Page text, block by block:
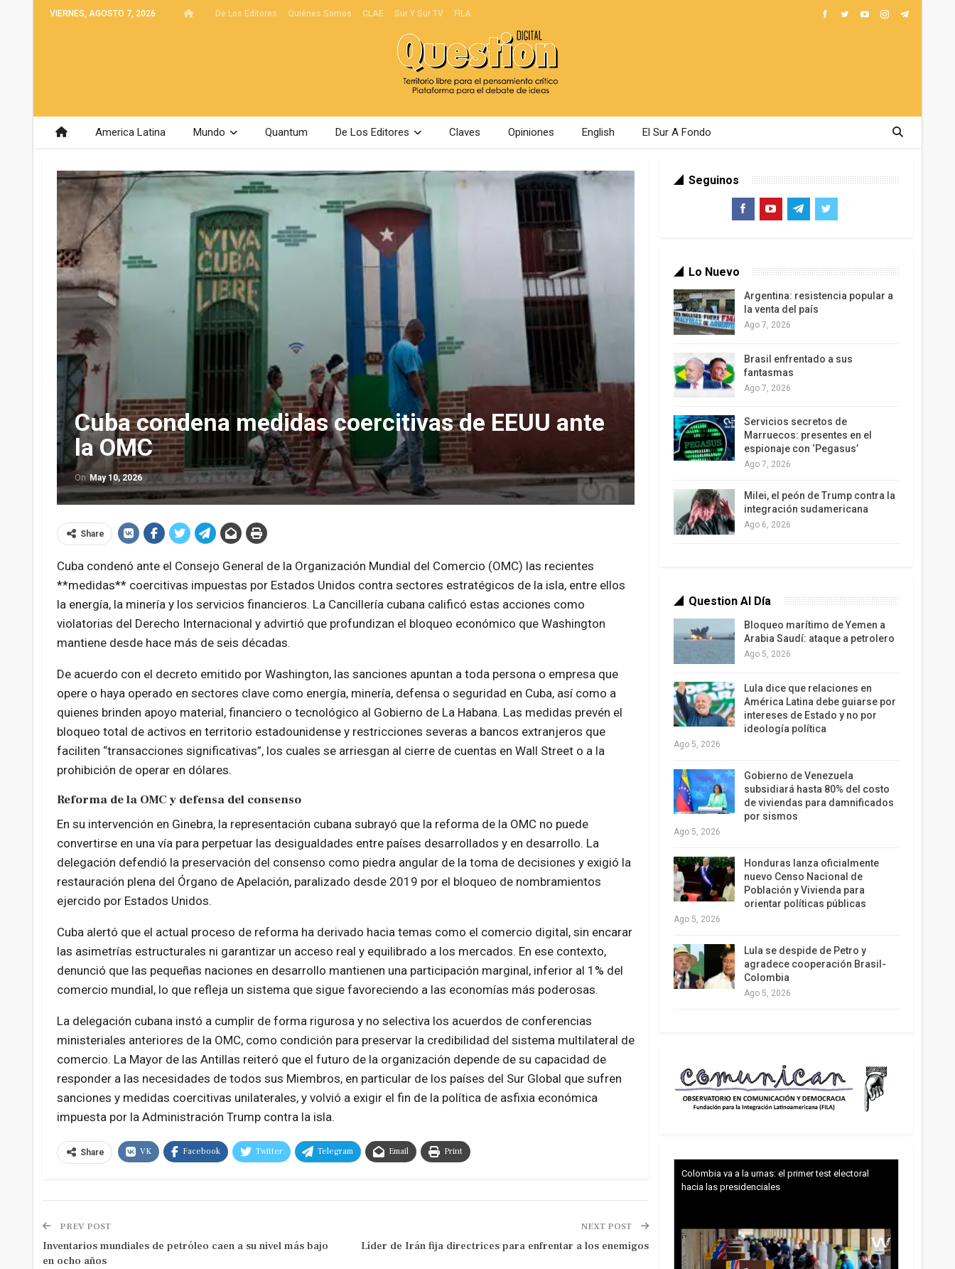
VIERNES, AGOSTO 7, 2026 De Los Editores Quiénes Somos CLAE Sur Y Sur TV FILA
America Latina Mundo Quantum De Los Editores Claves Opiniones English El Sur A Fondo
Cuba condena medidas coercitivas de EEUU ante
la OMC
On May 10, 2026
Share
Cuba condenó ante el Consejo General de la Organización Mundial del Comercio (OMC) las recientes
**medidas** coercitivas impuestas por Estados Unidos contra sectores estratégicos de la isla, entre ellos
la energía, la minería y los servicios financieros. La Cancillería cubana calificó estas acciones como
violatorias del Derecho Internacional y advirtió que profundizan el bloqueo económico que Washington
mantiene desde hace más de seis décadas.
De acuerdo con el decreto emitido por Washington, las sanciones apuntan a toda persona o empresa que
opere o haya operado en sectores clave como energía, minería, defensa o seguridad en Cuba, así como a
quienes brinden apoyo material, financiero o tecnológico al Gobierno de La Habana. Las medidas prevén el
bloqueo total de activos en territorio estadounidense y restricciones severas a bancos extranjeros que
faciliten “transacciones significativas”, los cuales se arriesgan al cierre de cuentas en Wall Street o a la
prohibición de operar en dólares.
Reforma de la OMC y defensa del consenso
En su intervención en Ginebra, la representación cubana subrayó que la reforma de la OMC no puede
convertirse en una vía para perpetuar las desigualdades entre países desarrollados y en desarrollo. La
delegación defendió la preservación del consenso como piedra angular de la toma de decisiones y exigió la
restauración plena del Órgano de Apelación, paralizado desde 2019 por el bloqueo de nombramientos
ejercido por Estados Unidos.
Cuba alertó que el actual proceso de reforma ha derivado hacia temas como el comercio digital, sin encarar
las asimetrías estructurales ni garantizar un acceso real y equilibrado a los mercados. En ese contexto,
denunció que las pequeñas naciones en desarrollo mantienen una participación marginal, inferior al 1% del
comercio mundial, lo que refleja un sistema que sigue favoreciendo a las economías más poderosas.
La delegación cubana instó a cumplir de forma rigurosa y no selectiva los acuerdos de conferencias
ministeriales anteriores de la OMC, como condición para preservar la credibilidad del sistema multilateral de
comercio. La Mayor de las Antillas reiteró que el futuro de la organización depende de su capacidad de
responder a las necesidades de todos sus Miembros, en particular de los países del Sur Global que sufren
sanciones y medidas coercitivas unilaterales, y volvió a exigir el fin de la política de asfixia económica
impuesta por la Administración Trump contra la isla.
Share VK Facebook Twitter Telegram Email Print
PREV POST
Inventarios mundiales de petróleo caen a su nivel más bajo
en ocho años
NEXT POST
Líder de Irán fija directrices para enfrentar a los enemigos
Seguinos
Lo Nuevo
Argentina: resistencia popular a
la venta del país
Ago 7, 2026
Brasil enfrentado a sus
fantasmas
Ago 7, 2026
Servicios secretos de
Marruecos: presentes en el
espionaje con ‘Pegasus’
Ago 7, 2026
Milei, el peón de Trump contra la
integración sudamericana
Ago 6, 2026
Question Al Día
Bloqueo marítimo de Yemen a
Arabia Saudí: ataque a petrolero
Ago 5, 2026
Lula dice que relaciones en
América Latina debe guiarse por
intereses de Estado y no por
ideología política
Ago 5, 2026
Gobierno de Venezuela
subsidiará hasta 80% del costo
de viviendas para damnificados
por sismos
Ago 5, 2026
Honduras lanza oficialmente
nuevo Censo Nacional de
Población y Vivienda para
orientar políticas públicas
Ago 5, 2026
Lula se despide de Petro y
agradece cooperación Brasil-
Colombia
Ago 5, 2026
Colombia va a la urnas: el primer test electoral
hacia las presidenciales